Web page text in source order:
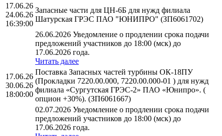
17.06.26
24.06.26
16:39:00
Запасные части для ЦН-6Б для нужд филиала
Шатурская ГРЭС ПАО "ЮНИПРО" (ЗП6061702)
26.06.2026 Уведомление о продлении срока подачи
предложений участников до 18:00 (мск) до
17.06.2026 года.
Читать далее
17.06.26
30.06.26
18:00:00
Поставка Запасных частей турбины ОК-18ПУ
(Прокладки 7220.00.000, 7220.00.000-01 ) для нужд
филиала «Сургутская ГРЭС-2» ПАО «Юнипро». (
опцион +30%). (ЗП6061667)
02.07.2026 Уведомление о продлении срока подачи
предложений участников до 18:00 (мск) до
17.06.2026 года.